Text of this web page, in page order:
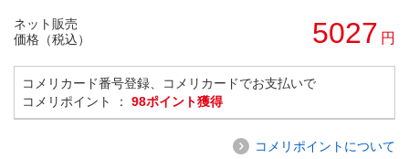
ネット販売
価格（税込）
5027 円
コメリカード番号登録、コメリカードでお支払いで
コメリポイント ： 98ポイント獲得
コメリポイントについて